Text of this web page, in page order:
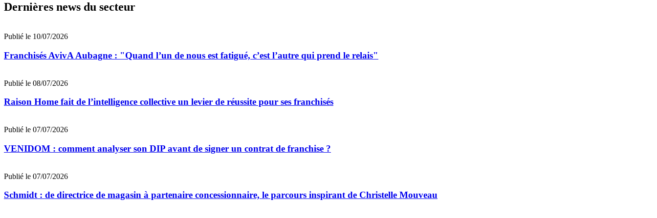
Dernières news du secteur
Publié le 10/07/2026
Franchisés AvivA Aubagne : "Quand l’un de nous est fatigué, c’est l’autre qui prend le relais"
Publié le 08/07/2026
Raison Home fait de l’intelligence collective un levier de réussite pour ses franchisés
Publié le 07/07/2026
VENIDOM : comment analyser son DIP avant de signer un contrat de franchise ?
Publié le 07/07/2026
Schmidt : de directrice de magasin à partenaire concessionnaire, le parcours inspirant de Christelle Mouveau